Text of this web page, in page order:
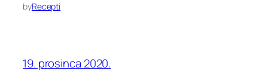
byRecepti
19. prosinca 2020.